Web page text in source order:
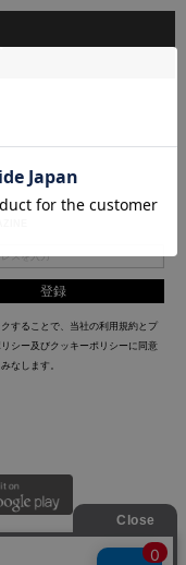
することで、当社の利用規約 と プ
シー及びクッキーポリシー に同意
なします。
お得な情報がいち早くチェック